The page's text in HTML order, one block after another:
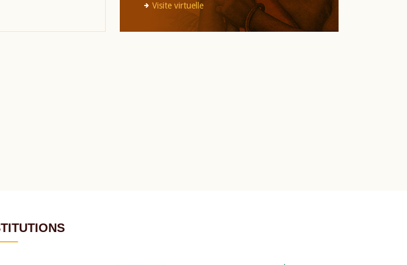
Visite virtuelle